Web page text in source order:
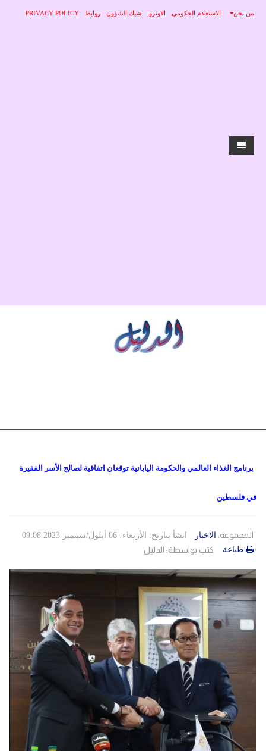
من نحن الاستعلام الحكومي الاونروا شيك الشؤون روابط PRIVACY POLICY
برنامج الغذاء العالمي والحكومة اليابانية توقعان اتفاقية لصالح الأسر الفقيرة
في فلسطين
المجموعة: الاخبار انشأ بتاريخ: الأربعاء، 06 أيلول/سبتمبر 2023 09:08
كتب بواسطة: الدليل طباعة